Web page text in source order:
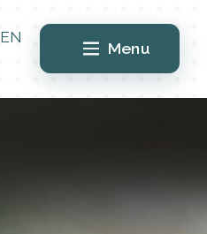
EN
Menu